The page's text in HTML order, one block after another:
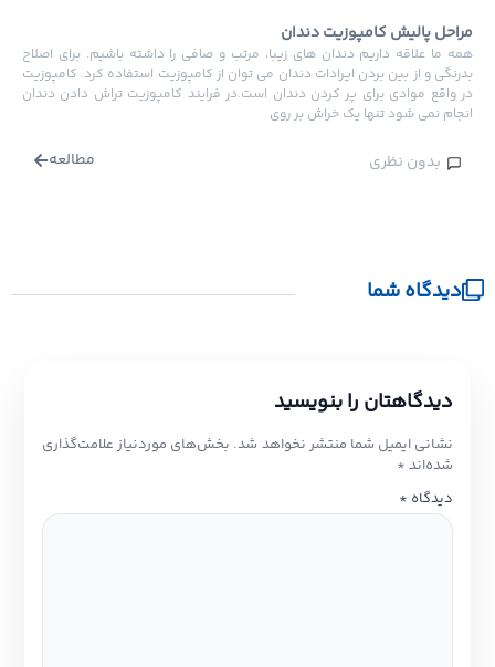
پالیش کامپوزیت دندان
ما علاقه داریم دندان های زیبا، مرتب و صافی را داشته باشیم. برای اصلاح
و از بین بردن ایرادات دندان می توان از کامپوزیت استفاده کرد. کامپوزیت
واقع موادی برای پر کردن دندان است.در فرایند کامپوزیت تراش دادن دندان
نمی شود تنها یک خراش بر روی
بدون نظری مطالعه
دیدگاه شما
دیدگاهتان را بنویسید
نشانی ایمیل شما منتشر نخواهد شد. بخش‌های موردنیاز علامت‌گذاری
شده‌اند*
دیدگاه*